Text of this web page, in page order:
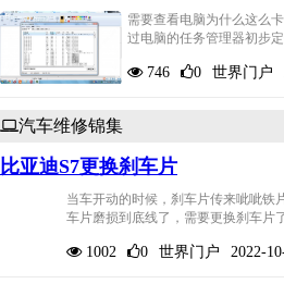
需要查看电脑为什么这么
过电脑的任务管理器初步定
746 0 世界门户
汽车维修锦集
比亚迪S7更换刹车片
当车开动的时候，刹车片传来呲呲铁
车片磨损到底线了，需要更换刹车片
1002 0 世界门户 2022-